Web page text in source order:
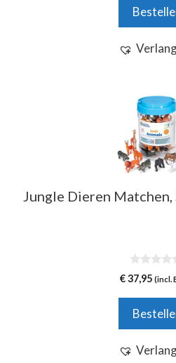
Jungle Dieren
0
v
5
€37,95 (incl.